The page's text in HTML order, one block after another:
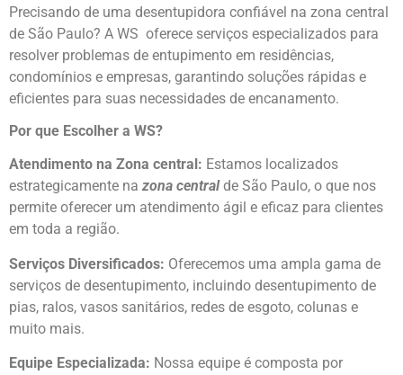
Precisando de uma desentupidora confiável na zona central
de São Paulo? A WS oferece serviços especializados para
resolver problemas de entupimento em residências,
condomínios e empresas, garantindo soluções rápidas e
eficientes para suas necessidades de encanamento.
Por que Escolher a WS?
Atendimento na Zona central: Estamos localizados
estrategicamente na zona centralde São Paulo, o que nos
permite oferecer um atendimento ágil e eficaz para clientes
em toda a região.
Serviços Diversificados: Oferecemos uma ampla gama de
serviços de desentupimento, incluindo desentupimento de
pias, ralos, vasos sanitários, redes de esgoto, colunas e
muito mais.
Equipe Especializada: Nossa equipe é composta por